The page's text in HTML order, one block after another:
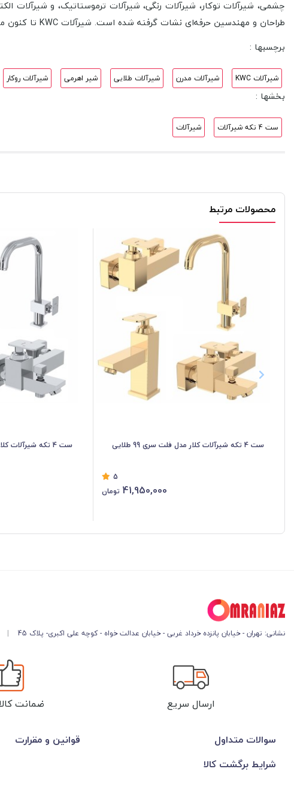
طراحان و مهندسین حرفه‌ای نشات گرفته شده است. شیرآلات KW C
تا کنون
برچسبها :
شیرآلات KWC شیرآلات مدرن شیرآلات طلایی شیر اهرمی شیرآلات روکار
بخشها :
ست 4 تکه شیرآلات شیرآلات
محصولات مرتبط
ست 4 تکه شیرآلات کلار مدل فلت سری 99 طلایی
5
41,950,000 تومان
ست 4 تکه شیرآلات کلار مدل فلت سری 99 کروم
نشانی: تهران - خیابان پانزده خرداد غربی - خیابان عدالت خواه - کوچه علی اکبری- پلاک 45 |
ارسال سریع ضمانت
سوالات متداول قوانین و مقرارت
شرایط برگشت کالا